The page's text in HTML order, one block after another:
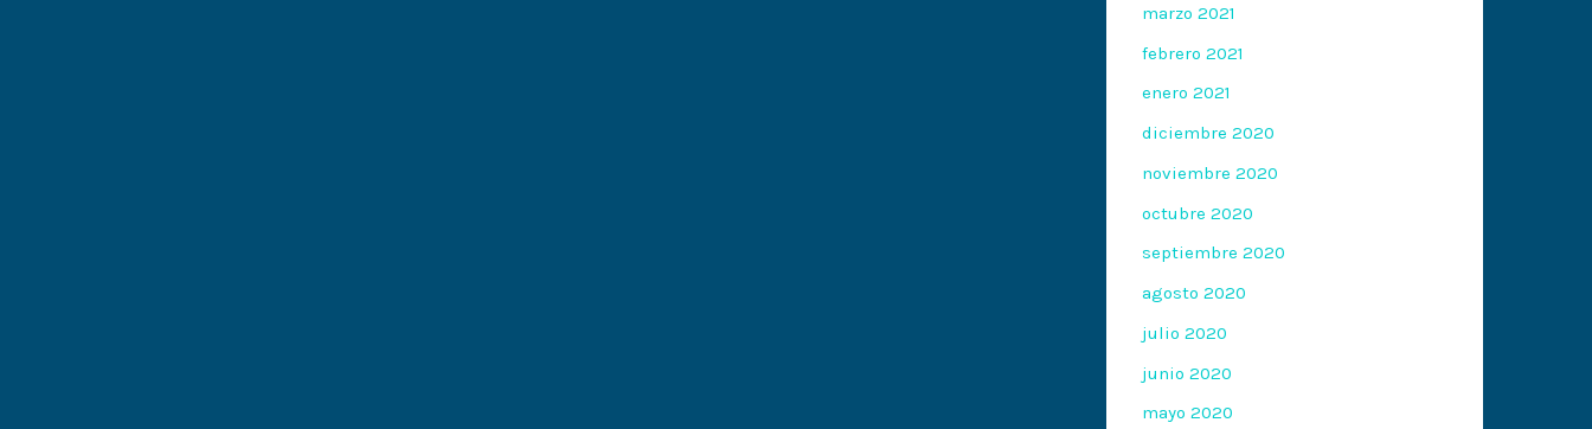
marzo 2021
febrero 2021
enero 2021
diciembre 2020
noviembre 2020
octubre 2020
septiembre 2020
agosto 2020
julio 2020
junio 2020
mayo 2020